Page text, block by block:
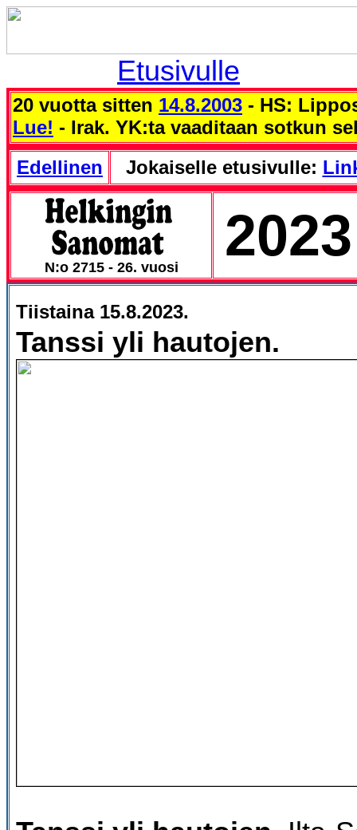
Etusivulle
20 vuotta sitten 14.8.2003 - HS:
Lue! - Irak. YK:ta vaaditaan sotkun
Edellinen
Jokaiselle etusivulle:
N:o 2715 - 26. vuosi 2023
Tiistaina 15.8.2023.
Tanssi yli hautojen.